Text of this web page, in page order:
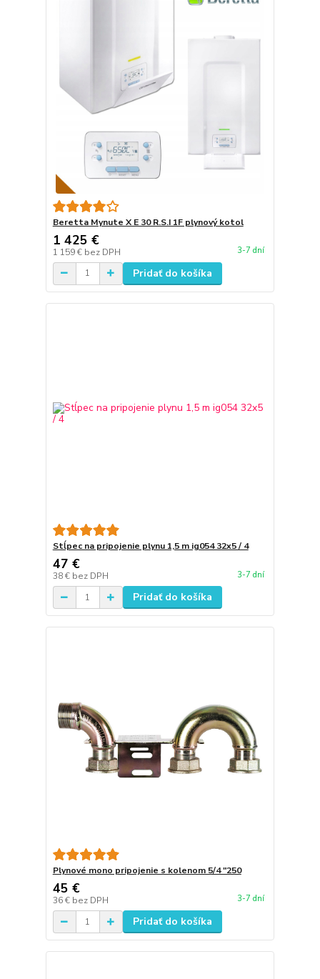
Beretta Mynute X E 30 R.S.I 1F plynový kotol
1 425 €
1 159 € bez DPH 3-7 dní
Pridať do košíka
Stĺpec na pripojenie plynu 1,5 m ig054 32x5 / 4
47 €
38 € bez DPH 3-7 dní
Pridať do košíka
Plynové mono pripojenie s kolenom 5/4 "250
45 €
36 € bez DPH 3-7 dní
Pridať do košíka